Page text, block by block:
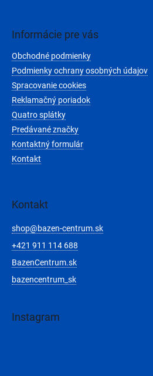
Informácie pre vás
Obchodné podmienky
Podmienky ochrany osobných údajov
Spracovanie cookies
Reklamačný poriadok
Quatro splátky
Predávané značky
Kontaktný formulár
Kontakt
Kontakt
shop@bazen-centrum.sk
+421 911 114 688
BazenCentrum.sk
bazencentrum_sk
Instagram